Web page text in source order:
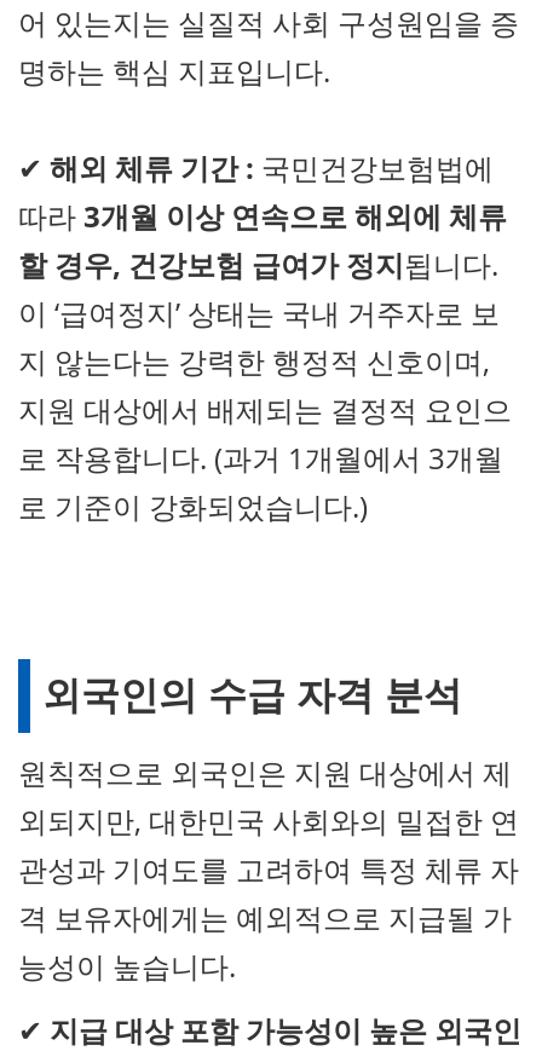
어 있는지는 실질적 사회 구성원임을 증
명하는 핵심 지표입니다.
✔ 해외 체류 기간 : 국민건강보험법에
따라 3개월 이상 연속으로 해외에 체류
할 경우, 건강보험 급여가 정지됩니다.
이 ‘급여정지’ 상태는 국내 거주자로 보
지 않는다는 강력한 행정적 신호이며,
지원 대상에서 배제되는 결정적 요인으
로 작용합니다. (과거 1개월에서 3개월
로 기준이 강화되었습니다.)
외국인의 수급 자격 분석
원칙적으로 외국인은 지원 대상에서 제
외되지만, 대한민국 사회와의 밀접한 연
관성과 기여도를 고려하여 특정 체류 자
격 보유자에게는 예외적으로 지급될 가
능성이 높습니다.
✔ 지급 대상 포함 가능성이 높은 외국인